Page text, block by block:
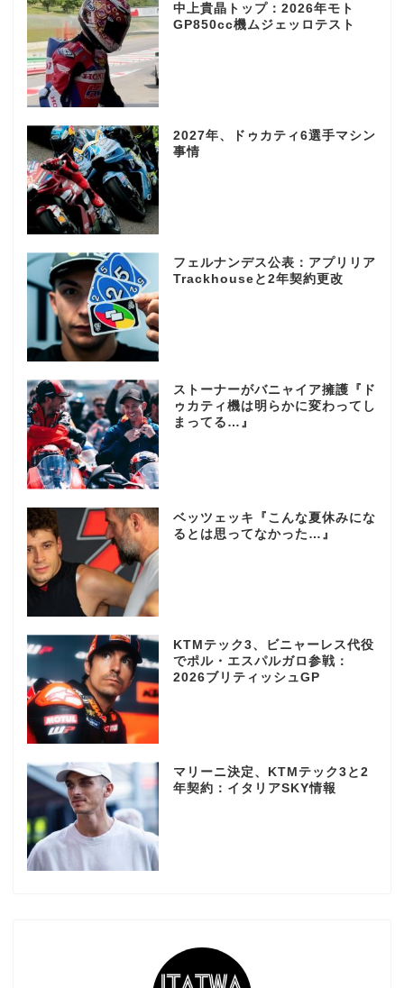
中上貴晶トップ：2026年モト
GP850cc機ムジェッロテスト
2027年、ドゥカティ6選手マシン
事情
フェルナンデス公表：アプリリア
Trackhouseと2年契約更改
ストーナーがバニャイア擁護『ド
ゥカティ機は明らかに変わってし
まってる…』
ベッツェッキ『こんな夏休みにな
るとは思ってなかった…』
KTMテック3、ビニャーレス代役
でポル・エスパルガロ参戦：
2026ブリティッシュGP
マリーニ決定、KTMテック3と2
年契約：イタリアSKY情報